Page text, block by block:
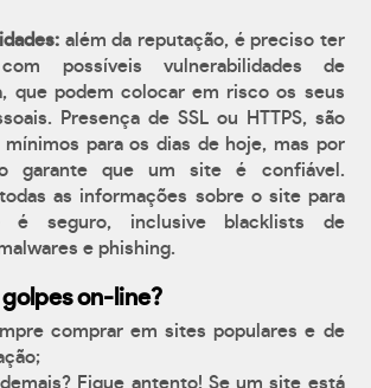
além da reputação, é preciso ter
possíveis vulnerabilidades de
que podem colocar em risco os seus
Presença de SSL ou HTTPS, são
para os dias de hoje, mas por
garante que um site é confiável.
as informações sobre o site para
é seguro, inclusive blacklists de
e phishing.
on-line?
comprar em sites populares e de
Fique antento! Se um site está